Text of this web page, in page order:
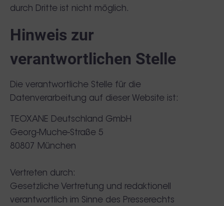
durch Dritte ist nicht möglich.
Hinweis zur
verantwortlichen Stelle
Die verantwortliche Stelle für die
Datenverarbeitung auf dieser Website ist:
TEOXANE Deutschland GmbH
Georg-Muche-Straße 5
80807 München
Vertreten durch:
Gesetzliche Vertretung und redaktionell
verantwortlich im Sinne des Presserechts